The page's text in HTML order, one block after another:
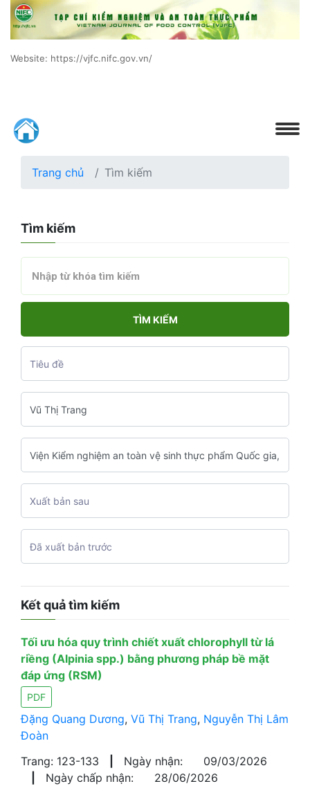
Website: https://vjfc.nifc.gov.vn/
Trang chủ Tìm kiếm
Tìm kiếm
TÌM KIẾM
Kết quả tìm kiếm
Tối ưu hóa quy trình chiết xuất chlorophyll từ lá
riềng (Alpinia spp.) bằng phương pháp bề mặt
đáp ứng (RSM)
PDF
Đặng Quang Dương, Vũ Thị Trang, Nguyễn Thị Lâm
Đoàn
Trang: 123-133
Ngày nhận:
09/03/2026
Ngày chấp nhận: 28/06/2026